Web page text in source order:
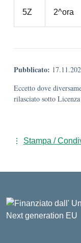
5Z 2^ora
Pubblicato:
Eccetto dove
rilasciato sotto
Stampa /